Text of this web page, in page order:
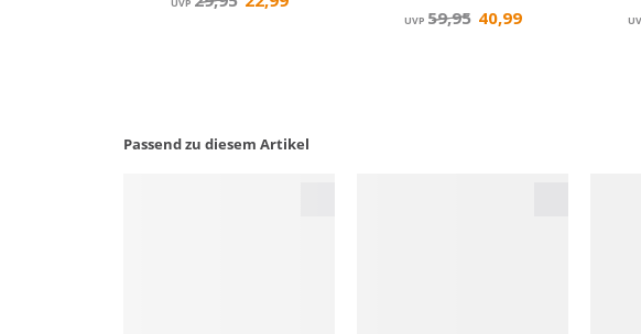
Passend zu diesem Artikel